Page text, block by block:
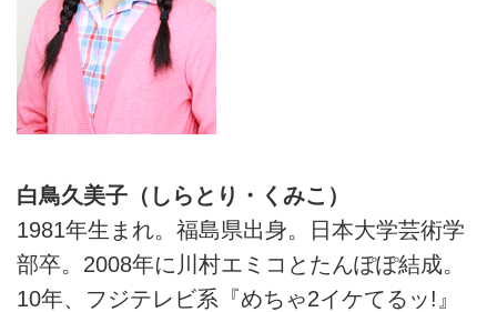
白鳥久美子（しらとり・くみこ）
1981年生まれ。福島県出身。日本大学芸術学
部卒。2008年に川村エミコとたんぽぽ結成。
10年、フジテレビ系『めちゃ2イケてるッ!』